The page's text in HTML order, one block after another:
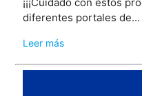
diferentes portales de...
Leer más